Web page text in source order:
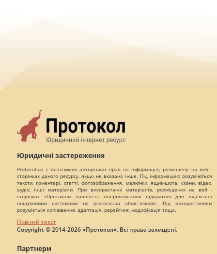
Юридичні застереження
Protocol.ua є власником авторських прав на інформацію, розміщену на веб -
сторінках даного ресурсу, якщо не вказано інше. Під інформацією розуміються
тексти, коментарі, статті, фотозображення, малюнки, ящик-шота, скани, відео,
аудіо, інші матеріали. При використанні матеріалів, розміщених на веб -
сторінках «Протокол» наявність гіперпосилання відкритого для індексації
пошуковими системами на protocol.ua обов`язкове. Під використанням
розуміється копіювання, адаптація, рерайтинг, модифікація тощо.
Повний текст
Copyright © 2014-2026 «Протокол». Всі права захищені.
Партнери